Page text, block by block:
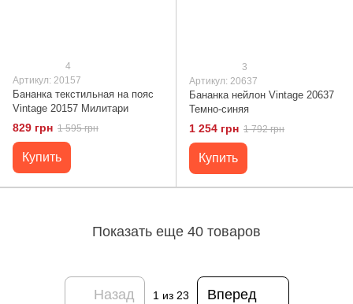
4
Артикул: 20157
Бананка текстильная на пояс
Vintage 20157 Милитари
829 грн 1 595 грн
Купить
3
Артикул: 20637
Бананка нейлон Vintage 20637
Темно-синяя
1 254 грн 1 792 грн
Купить
Показать еще 40 товаров
Назад 1 из 23 Вперед